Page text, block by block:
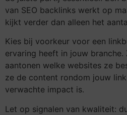
van SEO backlinks werkt op
kijkt verder dan alleen het
Kies bij voorkeur voor een
ervaring heeft in jouw branche.
aantonen welke websites ze
ze de content rondom jouw
verwachte impact is.
Let op signalen van kwaliteit: